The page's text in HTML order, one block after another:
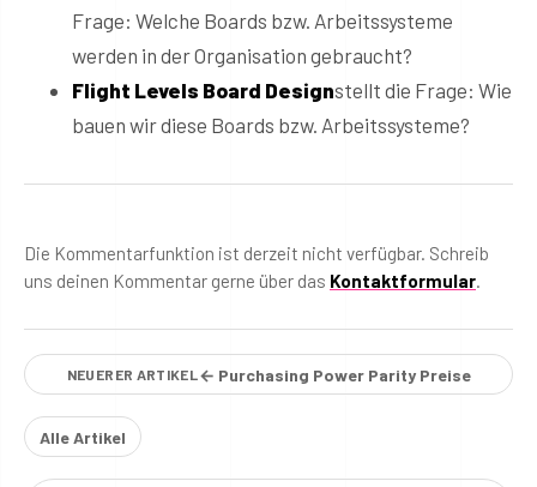
Frage: Welche Boards bzw. Arbeitssysteme
werden in der Organisation gebraucht?
Flight Levels Board Designstellt die Frage: Wie
bauen wir diese Boards bzw. Arbeitssysteme?
Die Kommentarfunktion ist derzeit nicht verfügbar. Schreib
uns deinen Kommentar gerne über das Kontaktformular.
NEUERER ARTIKEL← Purchasing Power Parity Preise
Alle Artikel